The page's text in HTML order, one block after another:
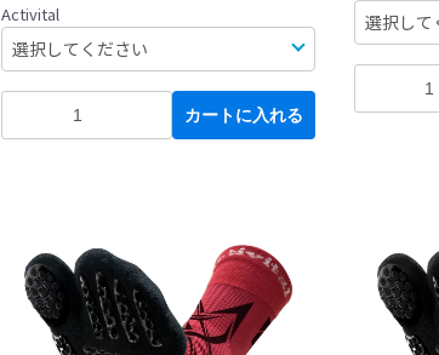
Activital
カートに入れる